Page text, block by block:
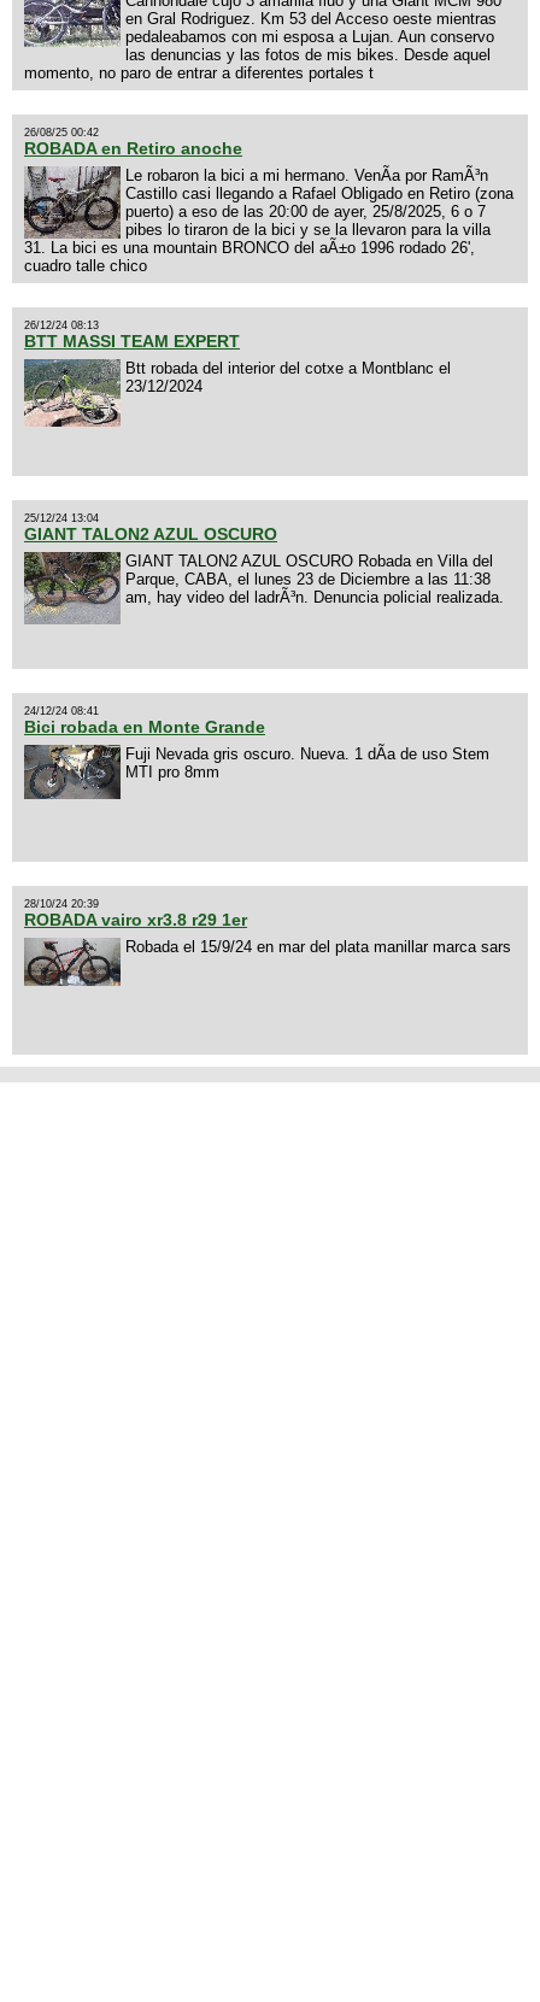
en Gral Rodriguez. Km 53 del Acceso oeste mientras
pedaleabamos con mi esposa a Lujan. Aun conservo
las denuncias y las fotos de mis bikes. Desde aquel
momento, no paro de entrar a diferentes portales t
26/08/25 00:42
ROBADA en Retiro anoche
Le robaron la bici a mi hermano. VenÃ­a por RamÃ³n
Castillo casi llegando a Rafael Obligado en Retiro (zona
puerto) a eso de las 20:00 de ayer, 25/8/2025, 6 o 7
pibes lo tiraron de la bici y se la llevaron para la villa
31. La bici es una mountain BRONCO del aÃ±o 1996 rodado 26',
cuadro talle chico
26/12/24 08:13
BTT MASSI TEAM EXPERT
Btt robada del interior del cotxe a Montblanc el
23/12/2024
25/12/24 13:04
GIANT TALON2 AZUL OSCURO
GIANT TALON2 AZUL OSCURO Robada en Villa del
Parque, CABA, el lunes 23 de Diciembre a las 11:38
am, hay video del ladrÃ³n. Denuncia policial realizada.
24/12/24 08:41
Bici robada en Monte Grande
Fuji Nevada gris oscuro. Nueva. 1 dÃ­a de uso Stem
MTI pro 8mm
28/10/24 20:39
ROBADA vairo xr3.8 r29 1er
Robada el 15/9/24 en mar del plata manillar marca sars